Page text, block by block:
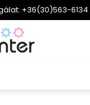
+36(30)563-